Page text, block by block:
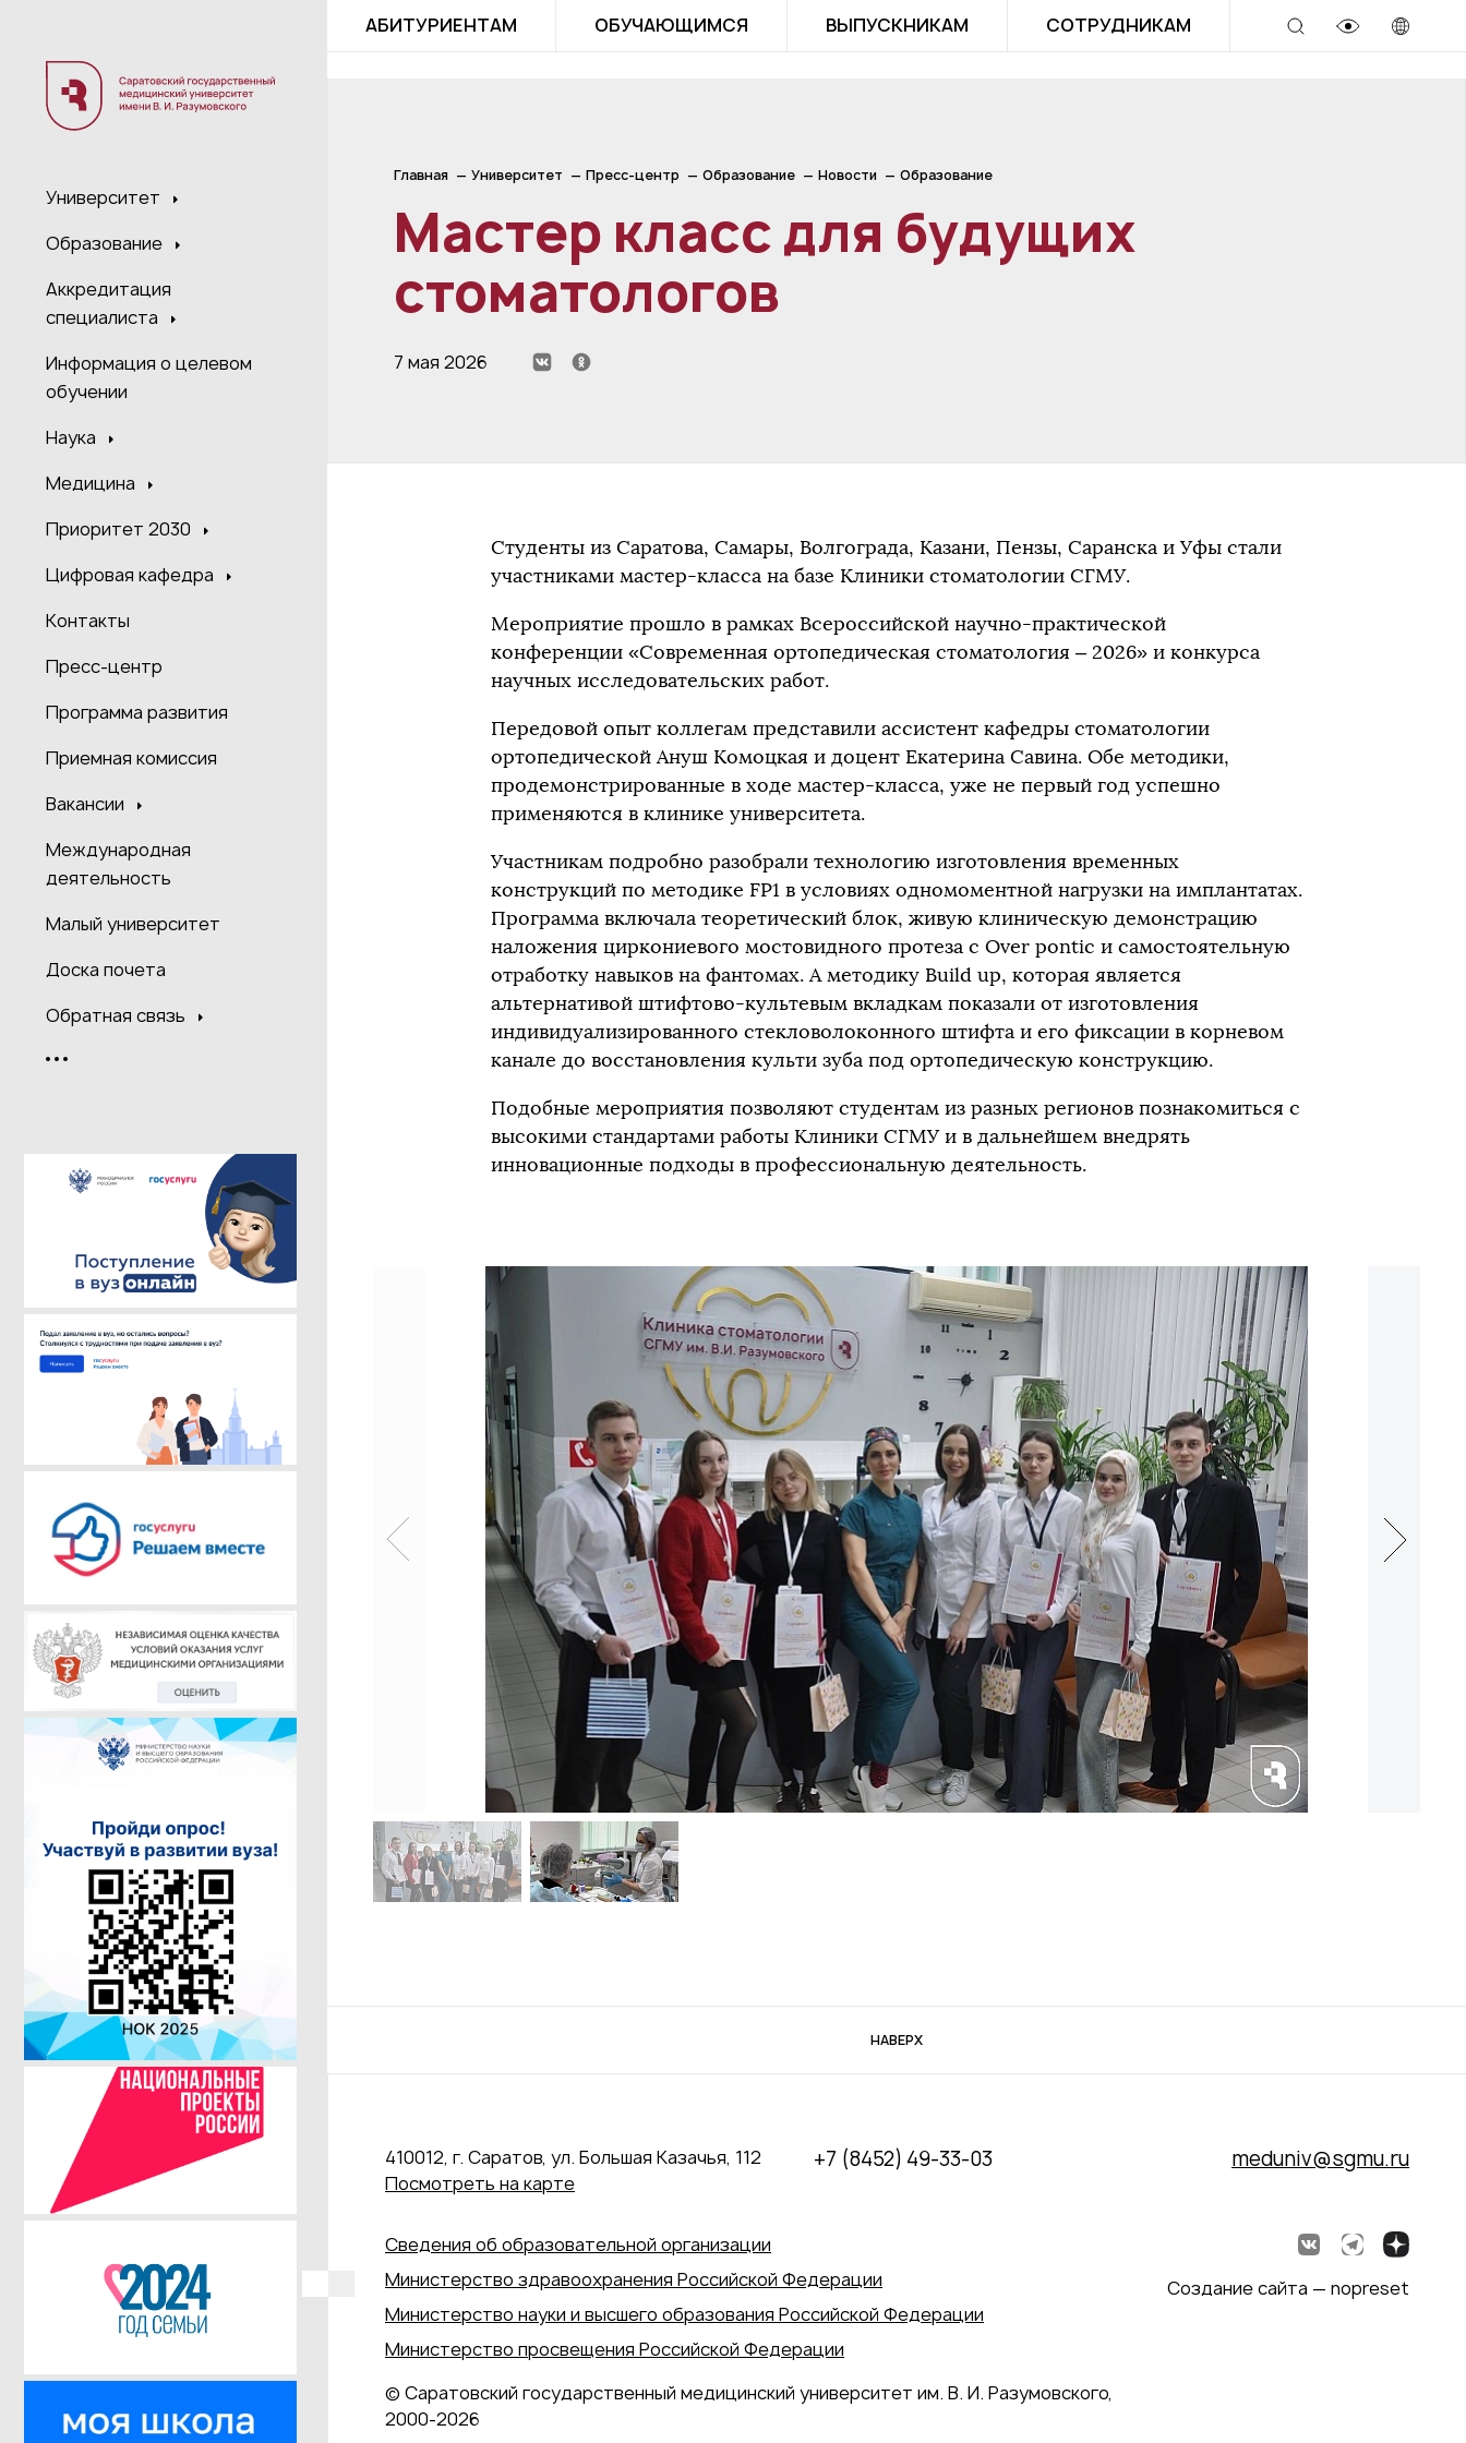
Университет
Образование
Аккредитация
специалиста
Информация о целевом
обучении
Наука
Медицина
Приоритет 2030
Цифровая кафедра
Контакты
Пресс-центр
Программа развития
Приемная комиссия
Вакансии
Международная
деятельность
Малый университет
Доска почета
Обратная связь
АБИТУРИЕНТАМ ОБУЧАЮЩИМСЯ ВЫПУСКНИКАМ СОТРУДНИКАМ
Главная Университет Пресс-центр Образование Новости Образование
Мастер класс для будущих
стоматологов
7 мая 2026
Студенты из Саратова, Самары, Волгограда, Казани, Пензы, Саранска и Уфы стали
участниками мастер-класса на базе Клиники стоматологии СГМУ.
Мероприятие прошло в рамках Всероссийской научно-практической
конференции «Современная ортопедическая стоматология – 2026» и конкурса
научных исследовательских работ.
Передовой опыт коллегам представили ассистент кафедры стоматологии
ортопедической Ануш Комоцкая и доцент Екатерина Савина. Обе методики,
продемонстрированные в ходе мастер-класса, уже не первый год успешно
применяются в клинике университета.
Участникам подробно разобрали технологию изготовления временных
конструкций по методике FP1 в условиях одномоментной нагрузки на имплантатах.
Программа включала теоретический блок, живую клиническую демонстрацию
наложения циркониевого мостовидного протеза с Over pontic и самостоятельную
отработку навыков на фантомах. А методику Build up, которая является
альтернативой штифтово-культевым вкладкам показали от изготовления
индивидуализированного стекловолоконного штифта и его фиксации в корневом
канале до восстановления культи зуба под ортопедическую конструкцию.
Подобные мероприятия позволяют студентам из разных регионов познакомиться с
высокими стандартами работы Клиники СГМУ и в дальнейшем внедрять
инновационные подходы в профессиональную деятельность.
НАВЕРХ
410012, г. Саратов, ул. Большая Казачья, 112
Посмотреть на карте
+7 (8452) 49-33-03 meduniv@sgmu.ru
Сведения об образовательной организации
Министерство здравоохранения Российской Федерации
Министерство науки и высшего образования Российской Федерации
Министерство просвещения Российской Федерации
© Саратовский государственный медицинский университет им. В. И. Разумовского,
2000‑2026
Создание сайта — nopreset